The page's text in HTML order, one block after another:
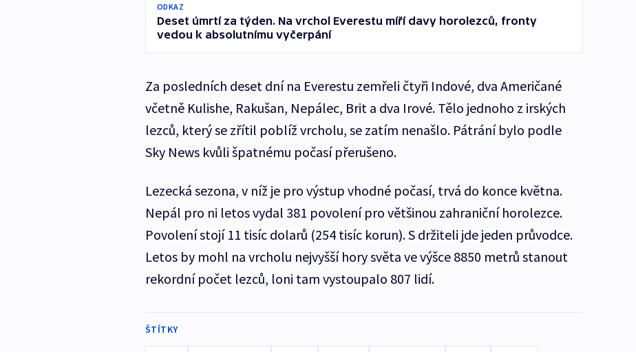
ODKAZ
Deset úmrtí za týden. Na vrchol Everestu míří davy horolezců, fronty
vedou k absolutnímu vyčerpání
Za posledních deset dní na Everestu zemřeli čtyři Indové, dva Američané
včetně Kulishe, Rakušan, Nepálec, Brit a dva Irové. Tělo jednoho z irských
lezců, který se zřítil poblíž vrcholu, se zatím nenašlo. Pátrání bylo podle
Sky News kvůli špatnému počasí přerušeno.
Lezecká sezona, v níž je pro výstup vhodné počasí, trvá do konce května.
Nepál pro ni letos vydal 381 povolení pro většinou zahraniční horolezce.
Povolení stojí 11 tisíc dolarů (254 tisíc korun). S držiteli jde jeden průvodce.
Letos by mohl na vrcholu nejvyšší hory světa ve výšce 8850 metrů stanout
rekordní počet lezců, loni tam vystoupalo 807 lidí.
ŠTÍTKY